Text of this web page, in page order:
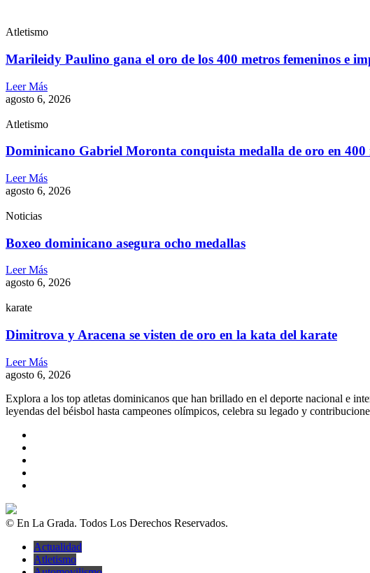
Atletismo
Marileidy Paulino gana el oro de los 400 metros femeninos e
Leer Más
agosto 6, 2026
Atletismo
Dominicano Gabriel Moronta conquista medalla de oro en 400
Leer Más
agosto 6, 2026
Noticias
Boxeo dominicano asegura ocho medallas
Leer Más
agosto 6, 2026
karate
Dimitrova y Aracena se visten de oro en la kata del karate
Leer Más
agosto 6, 2026
Explora a los top atletas dominicanos que han brillado en el deporte nacional e
leyendas del béisbol hasta campeones olímpicos, celebra su legado y
© En La Grada. Todos Los Derechos Reservados.
Actualidad
Atletismo